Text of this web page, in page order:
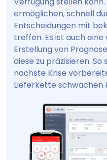
ermöglichen, schnell
Entscheidungen mit
treffen. Es ist auch
Erstellung von
diese zu präzisieren. So
nächste Krise
Lieferkette schwächen